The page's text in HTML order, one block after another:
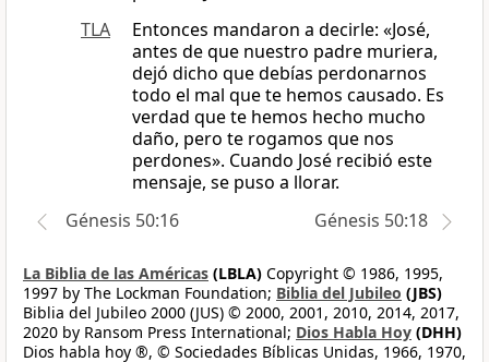
TLA
Entonces mandaron a decirle: «José,
antes de que nuestro padre muriera,
dejó dicho que debías perdonarnos
todo el mal que te hemos causado. Es
verdad que te hemos hecho mucho
daño, pero te rogamos que nos
perdones». Cuando José recibió este
mensaje, se puso a llorar.
Génesis 50:16
Génesis 50:18
La Biblia de las Américas (LBLA) Copyright © 1986, 1995,
1997 by The Lockman Foundation; Biblia del Jubileo (JBS)
Biblia del Jubileo 2000 (JUS) © 2000, 2001, 2010, 2014, 2017,
2020 by Ransom Press International; Dios Habla Hoy (DHH)
Dios habla hoy ®, © Sociedades Bíblicas Unidas, 1966, 1970,